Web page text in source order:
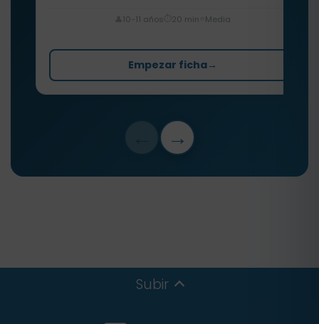
10-11 años 20 min Media
Empezar ficha→
→
Subir